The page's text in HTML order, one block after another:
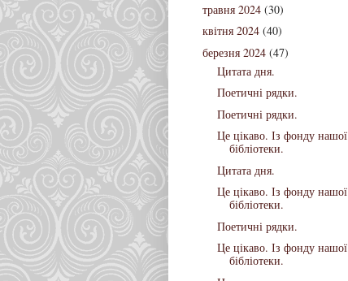
травня 2024 (30)
квітня 2024 (40)
березня 2024 (47)
Цитата дня.
Поетичні рядки.
Поетичні рядки.
Це цікаво. Із фонду нашої
бібліотеки.
Цитата дня.
Це цікаво. Із фонду нашої
бібліотеки.
Поетичні рядки.
Це цікаво. Із фонду нашої
бібліотеки.